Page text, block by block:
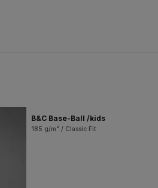
B&C Base-Ball /kids
185 g/m² / Classic Fit